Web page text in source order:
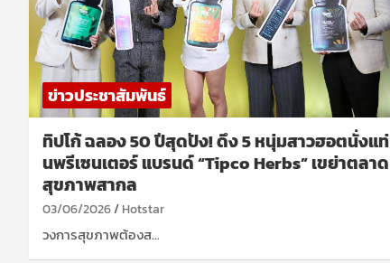
ข่าวประชาสัมพันธ์
ทิปโก้ ฉลอง 50 ปีสุดปัง! ดึง 5 หนุ่มสาวฮอตนั่งแท่
นพรีเซนเตอร์ แบรนด์ “Tipco Herbs” เขย่าตลาด
สุขภาพสากล
03/06/2026 Hotstar
วงการสุขภาพต้องส…